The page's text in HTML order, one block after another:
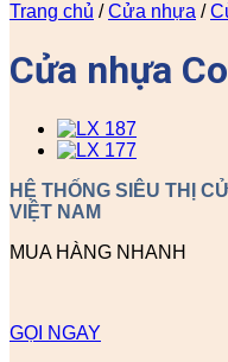
Trang chủ / Cửa nhựa /
Cửa nhựa
HỆ THỐNG SIÊU THỊ
VIỆT NAM
MUA HÀNG NHANH
GỌI NGAY